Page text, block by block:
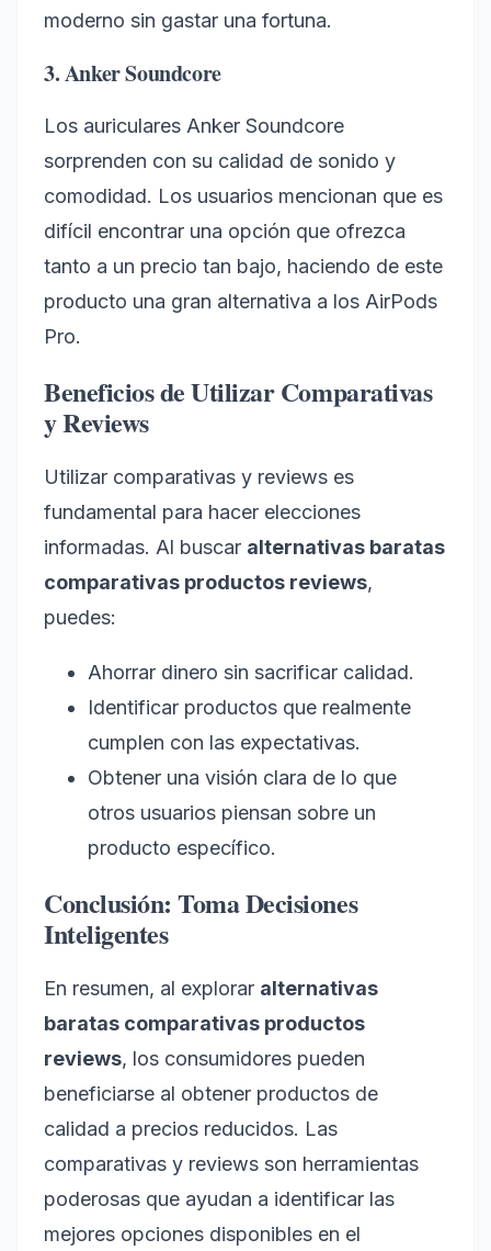
moderno sin gastar una fortuna.
3. Anker Soundcore
Los auriculares Anker Soundcore
sorprenden con su calidad de sonido y
comodidad. Los usuarios mencionan que es
difícil encontrar una opción que ofrezca
tanto a un precio tan bajo, haciendo de este
producto una gran alternativa a los AirPods
Pro.
Beneficios de Utilizar Comparativas
y Reviews
Utilizar comparativas y reviews es
fundamental para hacer elecciones
informadas. Al buscar alternativas baratas
comparativas productos reviews,
puedes:
Ahorrar dinero sin sacrificar calidad.
Identificar productos que realmente
cumplen con las expectativas.
Obtener una visión clara de lo que
otros usuarios piensan sobre un
producto específico.
Conclusión: Toma Decisiones
Inteligentes
En resumen, al explorar alternativas
baratas comparativas productos
reviews, los consumidores pueden
beneficiarse al obtener productos de
calidad a precios reducidos. Las
comparativas y reviews son herramientas
poderosas que ayudan a identificar las
mejores opciones disponibles en el